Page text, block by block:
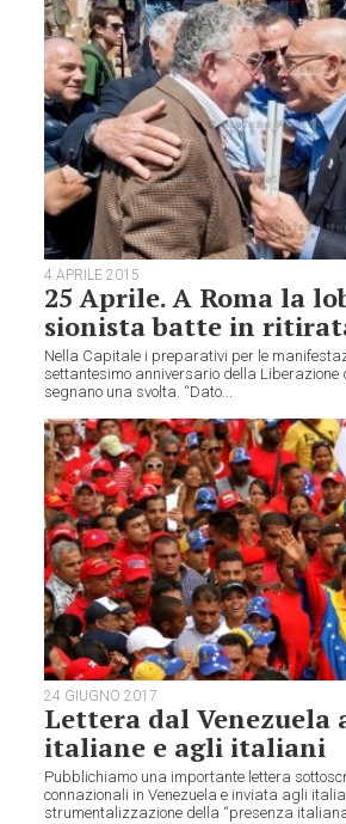
4 APRILE 2015
25 Aprile. A Roma la
sionista batte in
Nella Capitale i preparativi per le
settantesimo anniversario della
segnano una svolta. “Dato...
24 GIUGNO 2017
Lettera dal Venezuela
italiane e agli italiani
Pubblichiamo una importante lettera
connazionali in Venezuela e inviata agli
strumentalizzazione della “presenza